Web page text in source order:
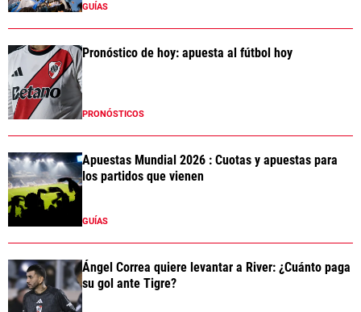
GUÍAS
Pronóstico de hoy: apuesta al fútbol hoy
PRONÓSTICOS
Apuestas Mundial 2026 : Cuotas y apuestas para
los partidos que vienen
GUÍAS
Ángel Correa quiere levantar a River: ¿Cuánto paga
su gol ante Tigre?